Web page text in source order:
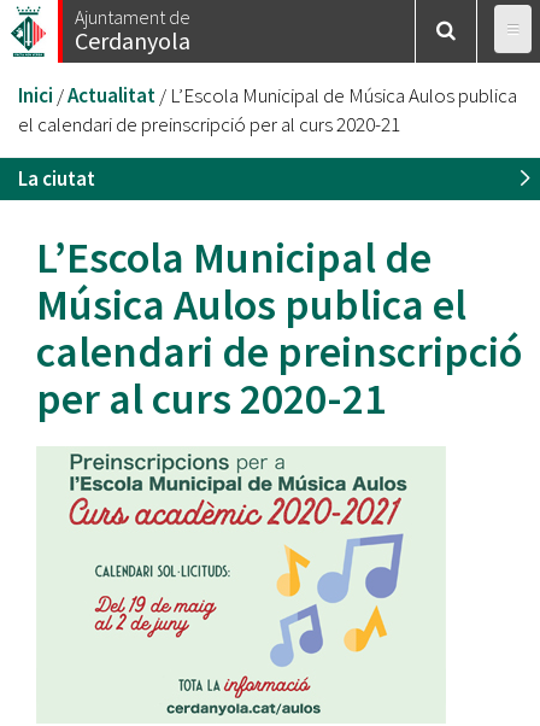
Vés
al
Ajuntament de
Cerdanyola
Esteu
aquí
Inici /Actualitat/ L’Escola Municipal de Música Aulos publica
el calendari de preinscripció per al curs 2020-21
La ciutat
L’Escola Municipal de
Música Aulos publica el
calendari de preinscripció
per al curs 2020-21